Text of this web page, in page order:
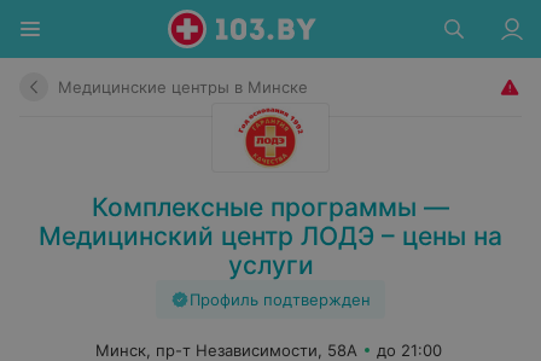
Медицинские центры в Минске
Комплексные программы —
Медицинский центр ЛОДЭ – цены на
услуги
Профиль подтвержден
Минск, пр-т Независимости, 58А
до 21:00